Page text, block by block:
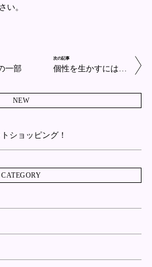
い。
一部
次の記事
個性を生かすには…
NEW
ショッピング！
CATEGORY